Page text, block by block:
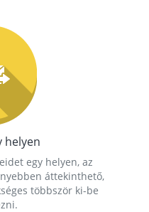
helyen
egy helyen, az
áttekinthető,
többször ki-be